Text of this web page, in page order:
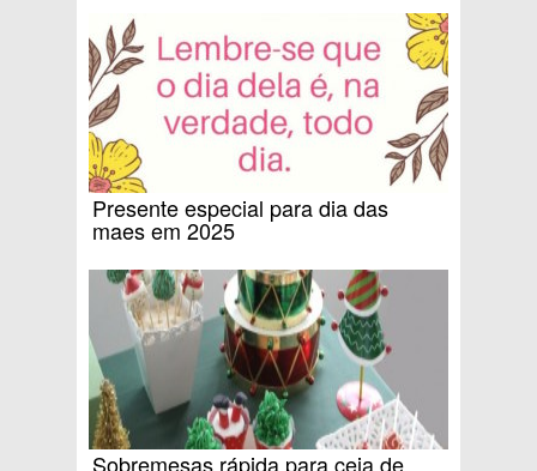
Presente especial para dia das
maes em 2025
Sobremesas rápida para ceia de